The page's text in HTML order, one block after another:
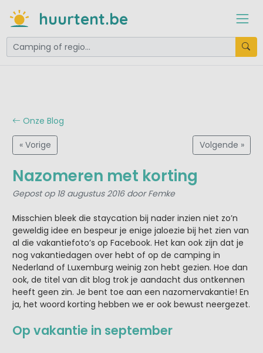
huurtent.be
Onze Blog
« Vorige Volgende »
Nazomeren met korting
Gepost op 18 augustus 2016 door Femke
Misschien bleek die staycation bij nader inzien niet zo’n
geweldig idee en bespeur je enige jaloezie bij het zien van
al die vakantiefoto’s op Facebook. Het kan ook zijn dat je
nog vakantiedagen over hebt of op de camping in
Nederland of Luxemburg weinig zon hebt gezien. Hoe dan
ook, de titel van dit blog trok je aandacht dus ontkennen
heeft geen zin. Je bent toe aan een nazomervakantie! En
ja, het woord korting hebben we er ook bewust neergezet.
Op vakantie in september